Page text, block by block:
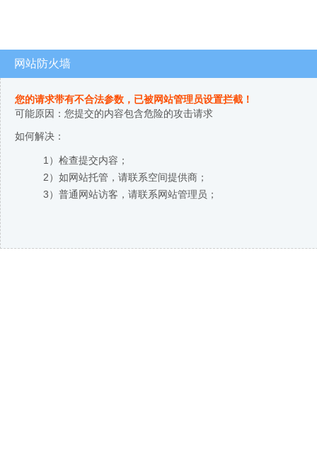
网站防火墙
您的请求带有不合法参数，已被网站管理员设置拦截！
可能原因：您提交的内容包含危险的攻击请求
如何解决：
1）检查提交内容；
2）如网站托管，请联系空间提供商；
3）普通网站访客，请联系网站管理员；